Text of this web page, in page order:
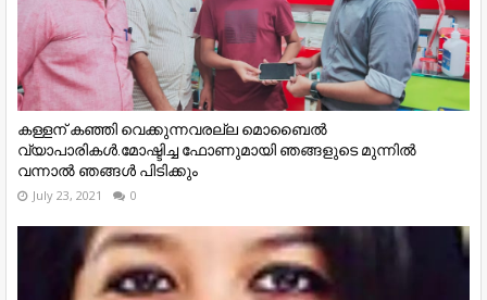
കള്ളന് കഞ്ഞി വെക്കുന്നവരല്ല മൊബൈൽ
വ്യാപാരികൾ.മോഷ്ടിച്ച ഫോണുമായി ഞങ്ങളുടെ മുന്നിൽ
വന്നാൽ ഞങ്ങൾ പിടിക്കും
July 23, 2021 0